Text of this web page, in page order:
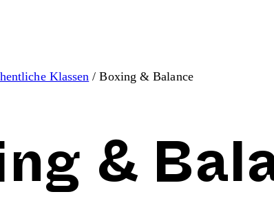
Klassen / Boxing & Balance
&